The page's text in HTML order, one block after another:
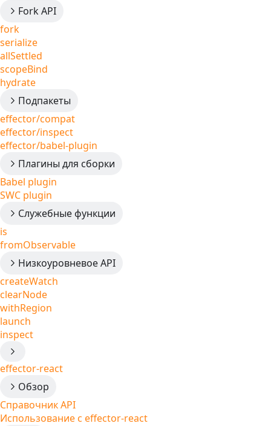
Fork API
fork
serialize
allSettled
scopeBind
hydrate
Подпакеты
effector/compat
effector/inspect
effector/babel-plugin
Плагины для сборки
Babel plugin
SWC plugin
Служебные функции
is
fromObservable
Низкоуровневое API
createWatch
clearNode
withRegion
launch
inspect
effector-react
Обзор
Справочник API
Использование с effector-react